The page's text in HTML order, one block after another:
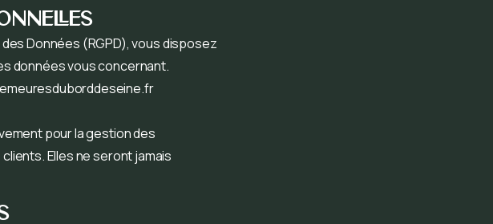
Données (RGPD), vous disposez
données vous concernant.
pour la gestion des
Elles ne seront jamais